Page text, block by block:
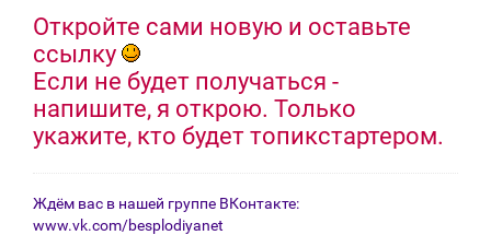
Откройте сами новую и оставьте
ссылку
Если не будет получаться -
напишите, я открою. Только
укажите, кто будет топикстартером.
Ждём вас в нашей группе ВКонтакте:
www.vk.com/besplodiyanet